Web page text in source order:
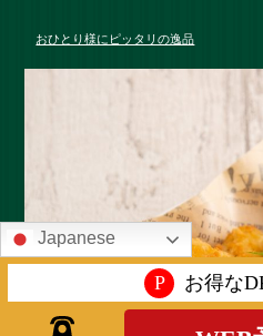
おひとり様にピッタリの逸品
Japanese
P お得な